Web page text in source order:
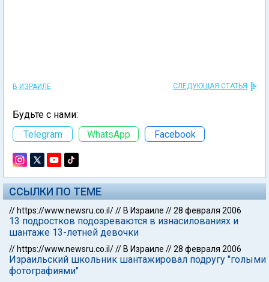
В ИЗРАИЛЕ СЛЕДУЮЩАЯ СТАТЬЯ
Будьте с нами:
Telegram
WhatsApp Facebook
ССЫЛКИ ПО ТЕМЕ
// https://www.newsru.co.il/// В Израиле //28 февраля 2006
13 подростков подозреваются в изнасилованиях и
шантаже 13-летней девочки
// https://www.newsru.co.il/// В Израиле //28 февраля 2006
Израильский школьник шантажировал подругу "голыми
фотографиями"